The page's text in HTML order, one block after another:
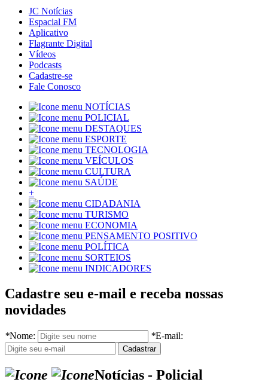
JC Notícias
Espacial FM
Aplicativo
Flagrante Digital
Vídeos
Podcasts
Cadastre-se
Fale Conosco
NOTÍCIAS
POLICIAL
DESTAQUES
ESPORTE
TECNOLOGIA
VEÍCULOS
CULTURA
SAÚDE
+
CIDADANIA
TURISMO
ECONOMIA
PENSAMENTO POSITIVO
POLÍTICA
SORTEIOS
INDICADORES
Cadastre seu e-mail e receba nossas
novidades
*Nome: *E-mail:
Notícias - Policial